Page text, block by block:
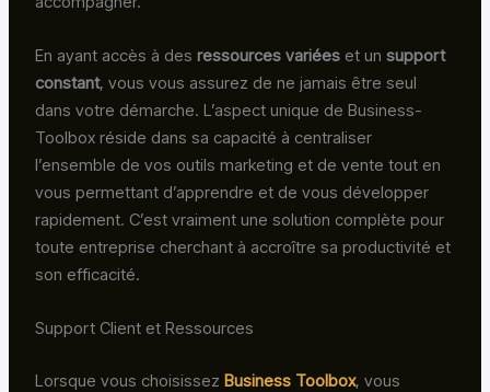
En ayant accès à desressources variées et unsupport
constant, vous vous assurez de ne jamais être seul
dans votre démarche. L’aspect unique de Business-
Toolbox réside dans sa capacité à centraliser
l’ensemble de vos outils marketing et de vente tout en
vous permettant d’apprendre et de vous développer
rapidement. C’est vraiment une solution complète pour
toute entreprise cherchant à accroître sa productivité et
son efficacité.
Support Client et Ressources
Lorsque vous choisissezBusiness Toolbox, vous